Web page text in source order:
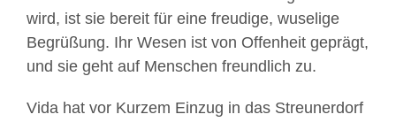
wird, ist sie bereit für eine freudige, wuselige
Begrüßung. Ihr Wesen ist von Offenheit geprägt,
und sie geht auf Menschen freundlich zu.
Vida hat vor Kurzem Einzug in das Streunerdorf